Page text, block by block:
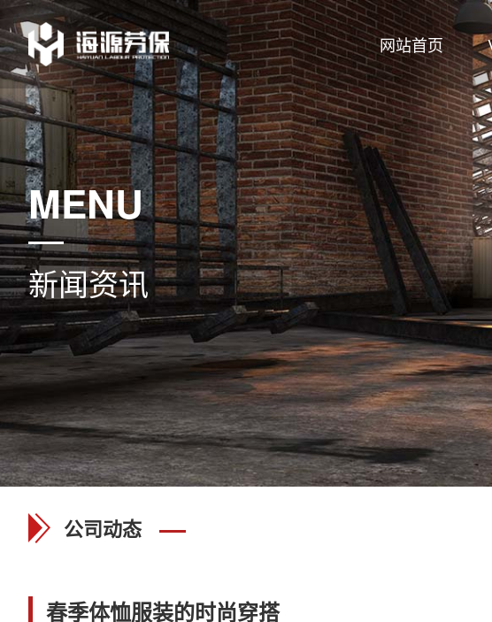
网站首页
MENU
新闻资讯
公司动态
春季体恤服装的时尚穿搭